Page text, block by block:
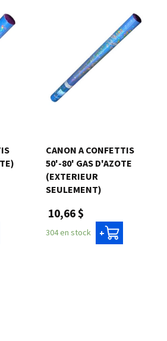
CANON A CONFETTIS
50'-80' GAS D'AZOTE
(EXTERIEUR
SEULEMENT)
10,66 $
304 en stock +